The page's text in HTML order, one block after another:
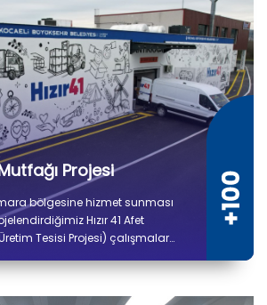
Projesi
bölgesine hizmet sunması
Hızır 41 Afet
Tesisi Projesi) çalışmalar
depo alanları, gıda hazırlık,